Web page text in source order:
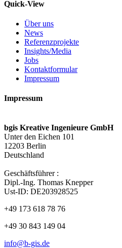
Quick-View
Über uns
News
Referenzprojekte
Insights/Media
Jobs
Kontaktformular
Impressum
Impressum
bgis Kreative Ingenieure GmbH
Unter den Eichen 101
12203 Berlin
Deutschland
Geschäftsführer :
Dipl.-Ing. Thomas Knepper
Ust-ID: DE203928525
+49 173 618 78 76
+49 30 843 149 04
info@b-gis.de